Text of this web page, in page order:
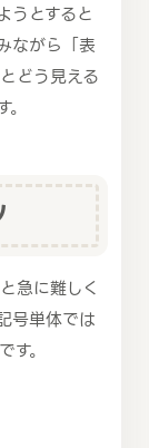
うとすると
ながら「表
どう見える
急に難しく
号単体では
。